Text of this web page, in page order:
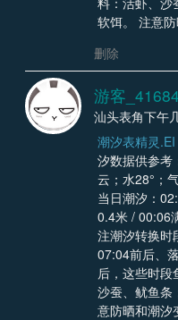
软饵。 注意
删除
游客_41684
汕头表角下午
潮汐表精灵.EI
汐数据供参考
云；水28°；
当日潮汐：
0.4米 / 00:06满2.1米 今日天气
注潮汐转换时
07:04前后、
后，这些时段
沙蚕、鱿鱼条
意防晒和潮汐